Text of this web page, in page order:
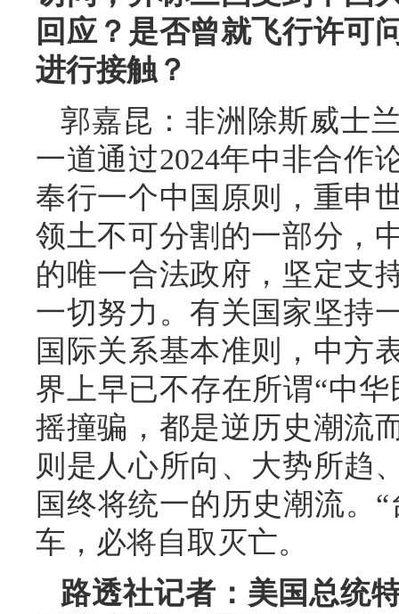
回应？是否曾就飞行许可
进行接触？
郭嘉昆：非洲除斯威士
一道通过2024年中非合作
奉行一个中国原则，重申
领土不可分割的一部分，
的唯一合法政府，坚定支
一切努力。有关国家坚持
国际关系基本准则，中方
界上早已不存在所谓“中
摇撞骗，都是逆历史潮流
则是人心所向、大势所趋
国终将统一的历史潮流。
车，必将自取灭亡。
路透社记者：美国总统